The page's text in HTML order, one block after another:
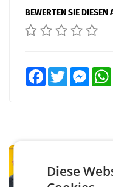
BEWERTEN SIE DIESEN
FacebookTwitter
Diese